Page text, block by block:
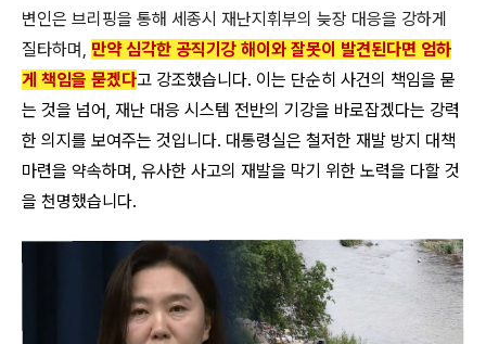
변인은 브리핑을 통해 세종시 재난지휘부의 늦장 대응을 강하게
질타하며, 만약 심각한 공직기강 해이와 잘못이 발견된다면 엄하
게 책임을 묻겠다고 강조했습니다. 이는 단순히 사건의 책임을 묻
는 것을 넘어, 재난 대응 시스템 전반의 기강을 바로잡겠다는 강력
한 의지를 보여주는 것입니다. 대통령실은 철저한 재발 방지 대책
마련을 약속하며, 유사한 사고의 재발을 막기 위한 노력을 다할 것
을 천명했습니다.